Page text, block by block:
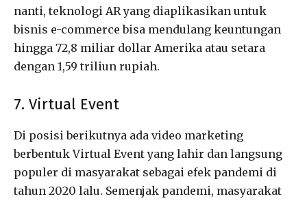
nanti, teknologi AR yang diaplikasikan untuk
bisnis e-commerce bisa mendulang keuntungan
hingga 72,8 miliar dollar Amerika atau setara
dengan 1,59 triliun rupiah.
7. Virtual Event
Di posisi berikutnya ada video marketing
berbentuk Virtual Event yang lahir dan langsung
populer di masyarakat sebagai efek pandemi di
tahun 2020 lalu. Semenjak pandemi, masyarakat